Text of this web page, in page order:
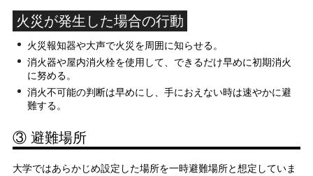
火災が発生した場合の行動
火災報知器や大声で火災を周囲に知らせる。
消火器や屋内消火栓を使用して、できるだけ早めに初期消火
に努める。
消火不可能の判断は早めにし、手におえない時は速やかに避
難する。
③ 避難場所
大学ではあらかじめ設定した場所を一時避難場所と想定していま